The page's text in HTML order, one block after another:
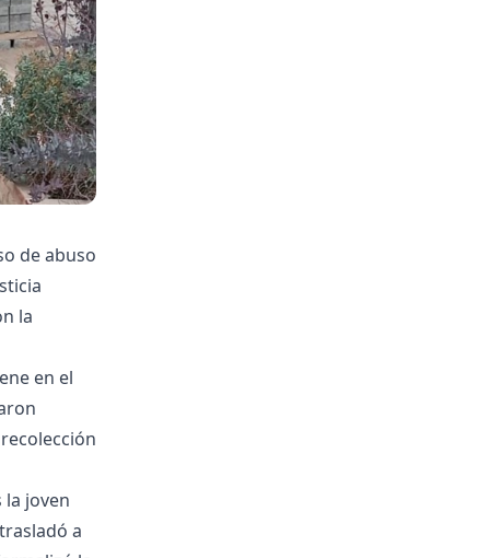
de abuso
la
en el
joven
a